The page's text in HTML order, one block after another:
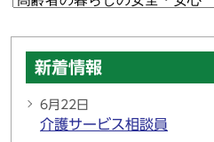
新着情報
6月22日
介護サービス相談員